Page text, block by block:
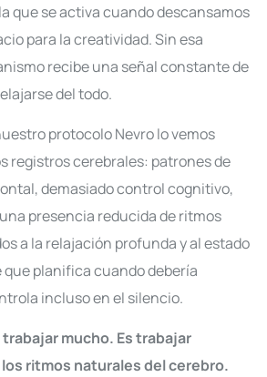
que se activa cuando descansamos
para la creatividad. Sin esa
recibe una señal constante de
del todo.
protocolo Nevro lo vemos
registros cerebrales: patrones de
demasiado control cognitivo,
presencia reducida de ritmos
a la relajación profunda y al estado
que planifica cuando debería
incluso en el silencio.
trabajar mucho. Es trabajar
ritmos naturales del cerebro.